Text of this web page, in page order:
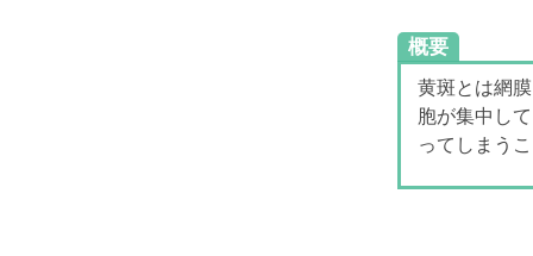
概要
黄斑とは網
胞が集中し
ってしまう